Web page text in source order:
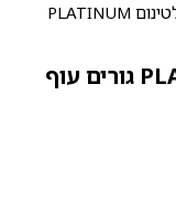
/ אוכל לכלבים פלטינום PLATINUM
אוכל לכלבים פלטינום PLATINUM גורים עוף